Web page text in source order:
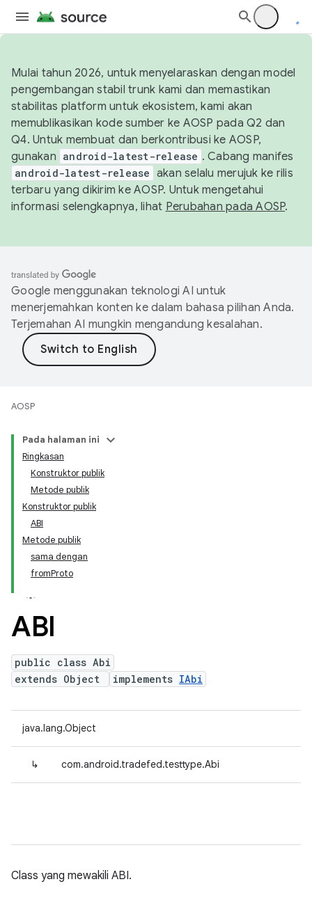
Mulai tahun 2026, untuk menyelaraskan dengan model
pengembangan stabil trunk kami dan memastikan
stabilitas platform untuk ekosistem, kami akan
memublikasikan kode sumber ke AOSP pada Q2 dan
Q4. Untuk membuat dan berkontribusi ke AOSP,
gunakan android-latest-release . Cabang manifes
android-latest-release akan selalu merujuk ke rilis
terbaru yang dikirim ke AOSP. Untuk mengetahui
informasi selengkapnya, lihat Perubahan pada AOSP.
Google menggunakan teknologi AI untuk
menerjemahkan konten ke dalam bahasa pilihan Anda.
Terjemahan AI mungkin mengandung kesalahan.
AOSP
Pada halaman ini
Ringkasan
Konstruktor publik
Metode publik
Konstruktor publik
ABI
Metode publik
sama dengan
fromProto
ABI
public class Abi
extends Object
implements IAbi
java.lang.Object
↳ com.android.tradefed.testtype.Abi
Class yang mewakili ABI.